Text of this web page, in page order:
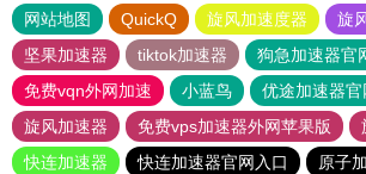
网站地图 QuickQ 旋风加速度器
旋
坚果加速器
tiktok加速器
狗急加速器官
免费vqn外网加速
小蓝鸟 优途加速器官
旋风加速器
免费vps加速器外网苹果版
快连加速器
快连加速器官网入口
原子